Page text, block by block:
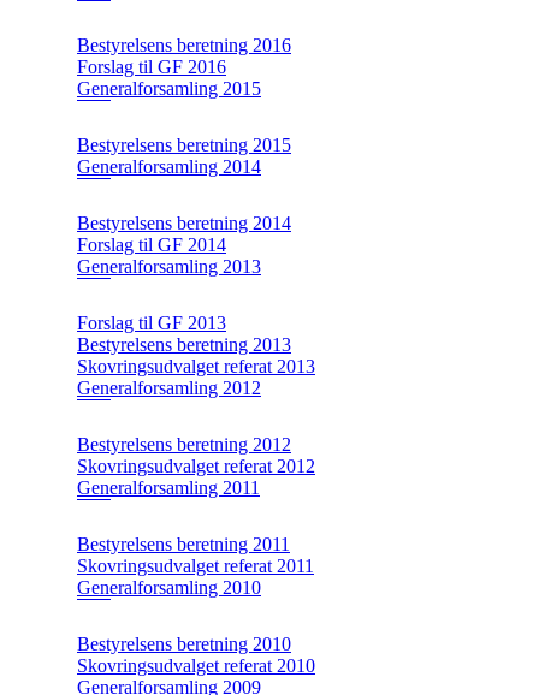
Bestyrelsens beretning 2016
Forslag til GF 2016
Generalforsamling 2015
Bestyrelsens beretning 2015
Generalforsamling 2014
Bestyrelsens beretning 2014
Forslag til GF 2014
Generalforsamling 2013
Forslag til GF 2013
Bestyrelsens beretning 2013
Skovringsudvalget referat 2013
Generalforsamling 2012
Bestyrelsens beretning 2012
Skovringsudvalget referat 2012
Generalforsamling 2011
Bestyrelsens beretning 2011
Skovringsudvalget referat 2011
Generalforsamling 2010
Bestyrelsens beretning 2010
Skovringsudvalget referat 2010
Generalforsamling 2009